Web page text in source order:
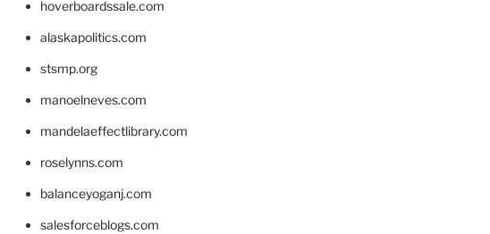
hoverboardssale.com
alaskapolitics.com
stsmp.org
manoelneves.com
mandelaeffectlibrary.com
roselynns.com
balanceyoganj.com
salesforceblogs.com